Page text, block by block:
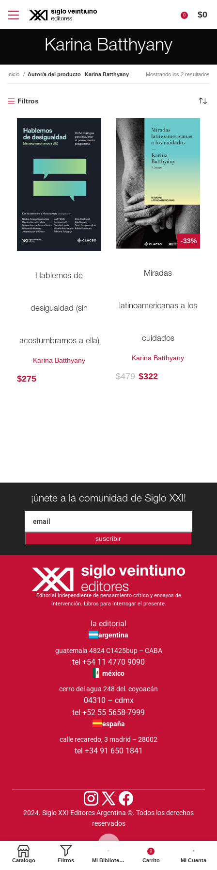
0 $0
Karina Batthyany
Inicio Autor/a del producto Karina Batthyany Mostrando los 2 resultados
Filtros
Hablemos de
desigualdad (sin
acostumbrarnos a ella)
Karina Batthyany
$275
-33%
Miradas
latinoamericanas a los
cuidados
Karina Batthyany
$479 $322
¡únete a la comunidad de Siglo XXI!
suscribir
Editorial independiente de pensamiento crítico y ensayos de
intervención. Libros para interrogar el presente.
la editorial
argentina
guatemala 4824 C1425bup – CABA
tel +54 11 4770 9090
méxico
cerro del agua 248 del. coyoacán
04310 – cdmx
tel +52 55 5658-7999
españa
calle recaredo, 3 madrid – 28002
tel +34 91 650 1841
2024. Siglo XXI Editores Argentina ©️. Todos los derechos
reservados
Catalogo Filtros Mi Biblioteca
0
Carrito Mi Cuenta